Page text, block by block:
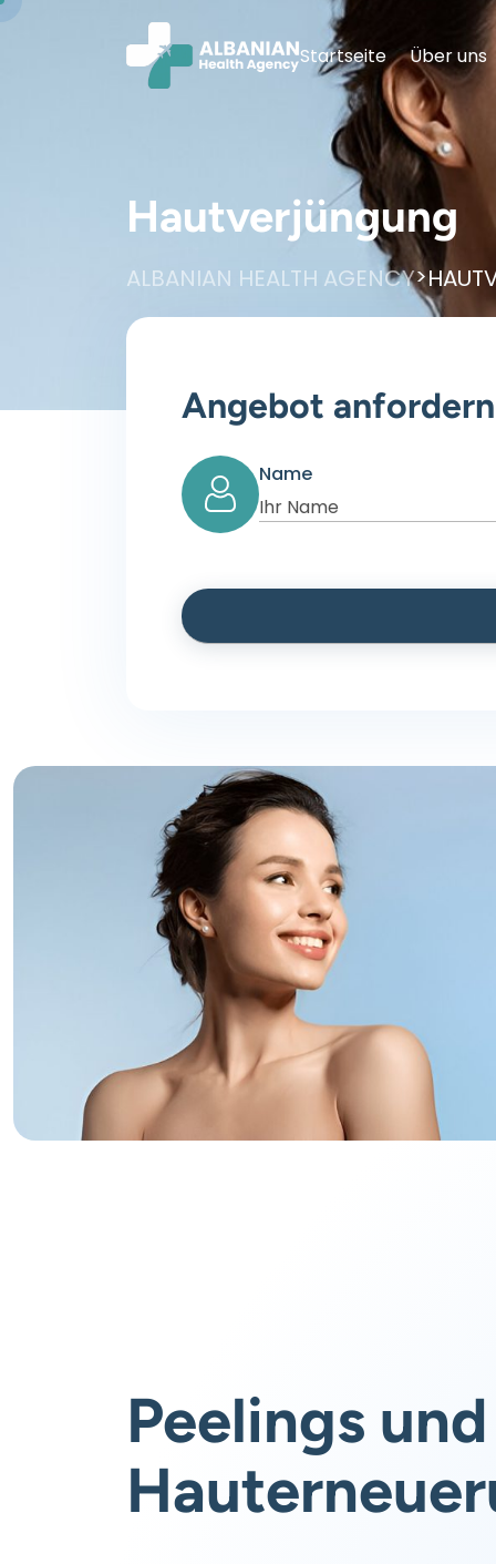
Startseite Über uns
Hautverjüngung
ALBANIAN HEALTH AGENCY>
Angebot anfordern
Name
Peelings und